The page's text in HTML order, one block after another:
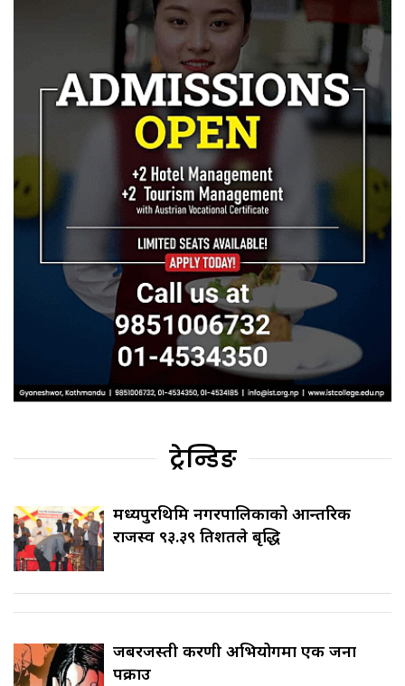
ट्रेन्डिङ
मध्यपुरथिमि नगरपालिकाको आन्तरिक
राजस्व ९३.३९ प्रतिशतले बृद्धि
जबरजस्ती करणी अभियोगमा एक जना
पक्राउ